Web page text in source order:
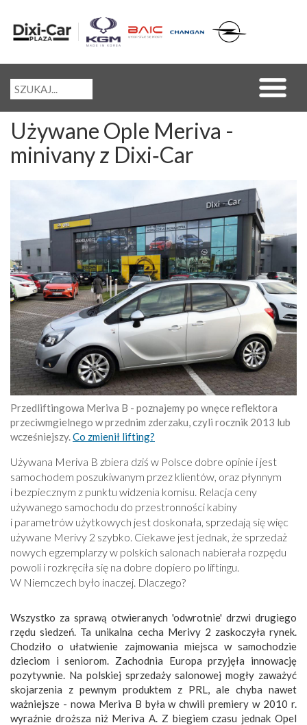
Używane Ople Meriva -
minivany z Dixi‑Car
Przedliftingowa Meriva B - poznajemy po wnęce reflektora
przeciwmgielnego w przednim zderzaku, czyli rocznik 2013 lub
wcześniejszy.Co zmienił lifting?
Używana Meriva B zbiera dziś w Polsce dobre opinie i jest
samochodem poszukiwanym przez klientów, oraz płynnym
i bezpiecznym z punktu widzenia komisu. Relacja ceny
używanego samochodu do przestronności kabiny
i parametrów użytkowych jest doskonała, sprzedają się więc
używane Merivy 2 szybko. Ciekawe jest jednak, że sprzedaż
nowych egzemplarzy w polskich salonach nabierała rozpędu
powoli i rozkręciła się na dobre dopiero po liftingu.
W Niemczech było inaczej. Dlaczego?
Wszystko za sprawą otwieranych 'odwrotnie' drzwi drugiego
rzędu siedzeń. Ta unikalna cecha Merivy 2 zaskoczyła rynek.
Chodziło o ułatwienie zajmowania miejsca w samochodzie
dzieciom i seniorom. Zachodnia Europa przyjęła innowację
pozytywnie. Na polskiej sprzedaży salonowej mogły zaważyć
skojarzenia z pewnym produktem z PRL, ale chyba nawet
ważniejsze - nowa Meriva B była w chwili premiery w 2010 r.
wyraźnie droższa niż Meriva A. Z biegiem czasu jednak Opel